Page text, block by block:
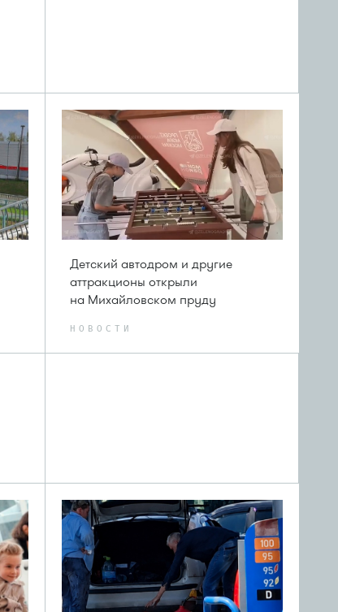
Детский автодром и другие
аттракционы открыли
на Михайловском пруду
НОВОСТИ